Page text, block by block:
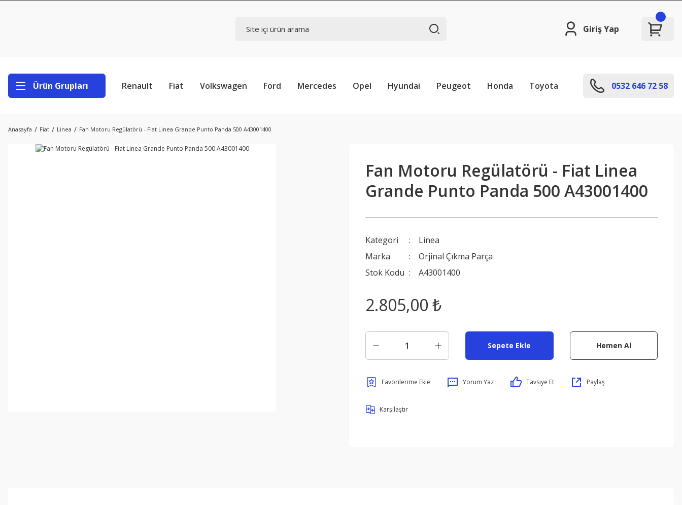
Giriş Yap
Ürün Grupları Renault Fiat Volkswagen Ford Mercedes Opel Hyundai Peugeot Honda Toyota 0532 646 72 58
Anasayfa Fiat Linea Fan Motoru Regülatörü - Fiat Linea Grande Punto Panda 500 A43001400
Fan Motoru Regülatörü - Fiat Linea
Grande Punto Panda 500 A43001400
Kategori
Linea
Marka
Orjinal Çıkma Parça
Stok Kodu
A43001400
2.805,00 ₺
Sepete Ekle Hemen Al
Yorum Yaz Tavsiye Et Paylaş
Karşılaştır